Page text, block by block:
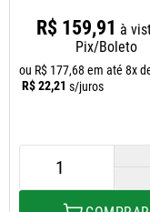
R$ 159,91 à
Pix/Boleto
ou R$ 177,68 em até 8x
R$22,21 s/juros